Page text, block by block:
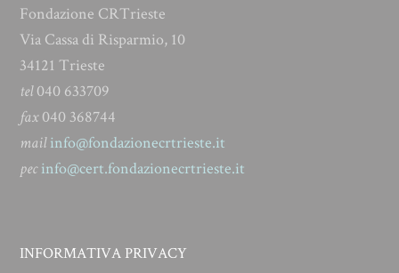
Fondazione CRTrieste
Via Cassa di Risparmio, 10
34121 Trieste
tel040 633709
fax040 368744
mailinfo@fondazionecrtrieste.it
pecinfo@cert.fondazionecrtrieste.it
INFORMATIVA PRIVACY